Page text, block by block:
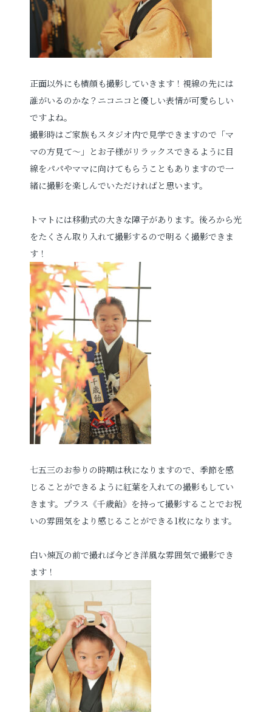
正面以外にも横顔も撮影していきます！視線の先には
誰がいるのかな？ニコニコと優しい表情が可愛らしい
ですよね。
撮影時はご家族もスタジオ内で見学できますので「マ
マの方見て～」とお子様がリラックスできるように目
線をパパやママに向けてもらうこともありますので一
緒に撮影を楽しんでいただければと思います。
トマトには移動式の大きな障子があります。後ろから光
をたくさん取り入れて撮影するので明るく撮影できま
す！
七五三のお参りの時期は秋になりますので、季節を感
じることができるように紅葉を入れての撮影もしてい
きます。プラス 《千歳飴》を持って撮影することでお祝
いの雰囲気をより感じることができる1枚になります。
白い煉瓦の前で撮れば今どき洋風な雰囲気で撮影でき
ます！